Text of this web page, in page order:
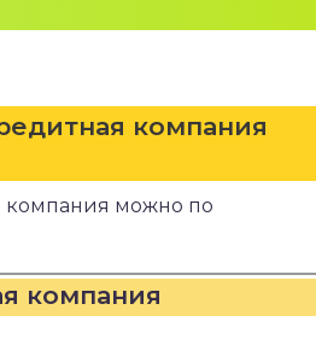
компания
можно по
компания